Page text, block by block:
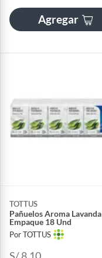
Agregar
TOTTUS
Pañuelos Aroma Lavanda
Empaque 18 Und
Por TOTTUS